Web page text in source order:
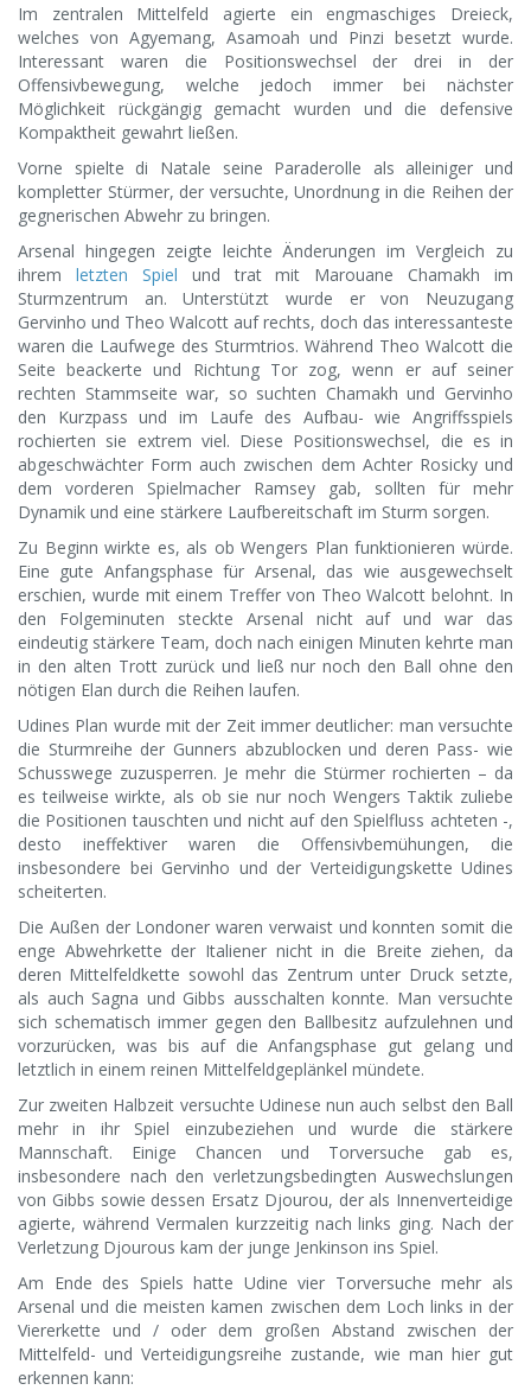
Im zentralen Mittelfeld agierte ein engmaschiges Dreieck,
welches von Agyemang, Asamoah und Pinzi besetzt wurde.
Interessant waren die Positionswechsel der drei in der
Offensivbewegung, welche jedoch immer bei nächster
Möglichkeit rückgängig gemacht wurden und die defensive
Kompaktheit gewahrt ließen.
Vorne spielte di Natale seine Paraderolle als alleiniger und
kompletter Stürmer, der versuchte, Unordnung in die Reihen der
gegnerischen Abwehr zu bringen.
Arsenal hingegen zeigte leichte Änderungen im Vergleich zu
ihrem letzten Spiel und trat mit Marouane Chamakh im
Sturmzentrum an. Unterstützt wurde er von Neuzugang
Gervinho und Theo Walcott auf rechts, doch das interessanteste
waren die Laufwege des Sturmtrios. Während Theo Walcott die
Seite beackerte und Richtung Tor zog, wenn er auf seiner
rechten Stammseite war, so suchten Chamakh und Gervinho
den Kurzpass und im Laufe des Aufbau- wie Angriffsspiels
rochierten sie extrem viel. Diese Positionswechsel, die es in
abgeschwächter Form auch zwischen dem Achter Rosicky und
dem vorderen Spielmacher Ramsey gab, sollten für mehr
Dynamik und eine stärkere Laufbereitschaft im Sturm sorgen.
Zu Beginn wirkte es, als ob Wengers Plan funktionieren würde.
Eine gute Anfangsphase für Arsenal, das wie ausgewechselt
erschien, wurde mit einem Treffer von Theo Walcott belohnt. In
den Folgeminuten steckte Arsenal nicht auf und war das
eindeutig stärkere Team, doch nach einigen Minuten kehrte man
in den alten Trott zurück und ließ nur noch den Ball ohne den
nötigen Elan durch die Reihen laufen.
Udines Plan wurde mit der Zeit immer deutlicher: man versuchte
die Sturmreihe der Gunners abzublocken und deren Pass- wie
Schusswege zuzusperren. Je mehr die Stürmer rochierten – da
es teilweise wirkte, als ob sie nur noch Wengers Taktik zuliebe
die Positionen tauschten und nicht auf den Spielfluss achteten -,
desto ineffektiver waren die Offensivbemühungen, die
insbesondere bei Gervinho und der Verteidigungskette Udines
scheiterten.
Die Außen der Londoner waren verwaist und konnten somit die
enge Abwehrkette der Italiener nicht in die Breite ziehen, da
deren Mittelfeldkette sowohl das Zentrum unter Druck setzte,
als auch Sagna und Gibbs ausschalten konnte. Man versuchte
sich schematisch immer gegen den Ballbesitz aufzulehnen und
vorzurücken, was bis auf die Anfangsphase gut gelang und
letztlich in einem reinen Mittelfeldgeplänkel mündete.
Zur zweiten Halbzeit versuchte Udinese nun auch selbst den Ball
mehr in ihr Spiel einzubeziehen und wurde die stärkere
Mannschaft. Einige Chancen und Torversuche gab es,
insbesondere nach den verletzungsbedingten Auswechslungen
von Gibbs sowie dessen Ersatz Djourou, der als Innenverteidige
agierte, während Vermalen kurzzeitig nach links ging. Nach der
Verletzung Djourous kam der junge Jenkinson ins Spiel.
Am Ende des Spiels hatte Udine vier Torversuche mehr als
Arsenal und die meisten kamen zwischen dem Loch links in der
Viererkette und / oder dem großen Abstand zwischen der
Mittelfeld- und Verteidigungsreihe zustande, wie man hier gut
erkennen kann: